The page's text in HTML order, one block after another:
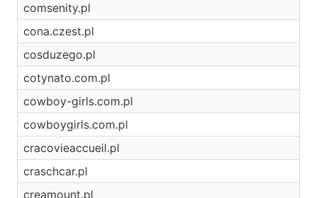
comsenity.pl
cona.czest.pl
cosduzego.pl
cotynato.com.pl
cowboy-girls.com.pl
cowboygirls.com.pl
cracovieaccueil.pl
craschcar.pl
creamount.pl